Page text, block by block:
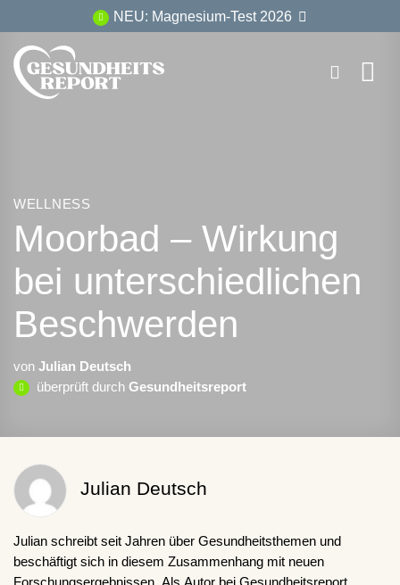
Inhalt
springen
NEU: Magnesium-Test 2026
WELLNESS
Moorbad – Wirkung
bei unterschiedlichen
Beschwerden
von Julian Deutsch
überprüft durch Gesundheitsreport
Julian Deutsch
Julian schreibt seit Jahren über Gesundheitsthemen und
beschäftigt sich in diesem Zusammenhang mit neuen
Forschungsergebnissen. Als Autor bei Gesundheitsreport